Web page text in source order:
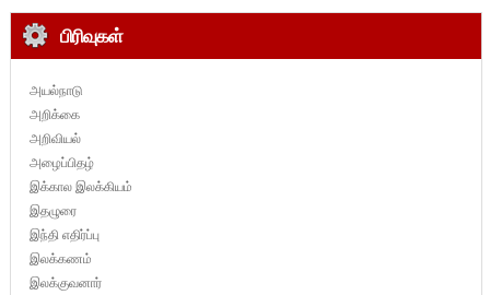
பிரிவுகள்
அயல்நாடு
அறிக்கை
அறிவியல்
அழைப்பிதழ்
இக்கால இலக்கியம்
இதழுரை
இந்தி எதிர்ப்பு
இலக்கணம்
இலக்குவனார்